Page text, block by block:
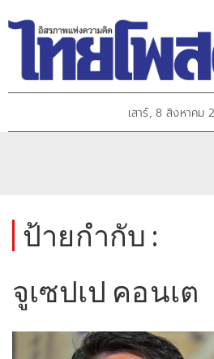
เสาร์, 8 สิงหาคม
ป้ายกำกับ :
จูเซปเป คอนเต